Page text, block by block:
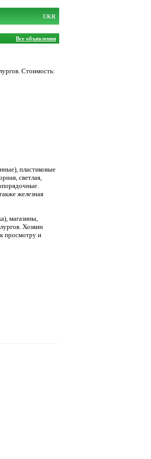
UKR
Все объявления
Стоимость:
пластиковые
светлая,
железная
магазины,
Хозяин
просмотру и